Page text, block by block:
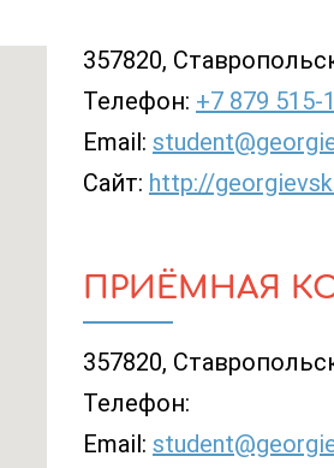
357820,
Телефон: +7 879 515-
Email:
Сайт: http://
ПРИЁМНАЯ
357820,
Телефон:
Email: